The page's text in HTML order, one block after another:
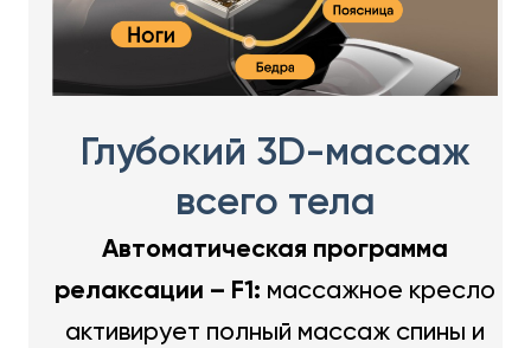
Глубокий 3D-массаж
всего тела
Автоматическая программа
релаксации – F1: массажное кресло
активирует полный массаж спины и